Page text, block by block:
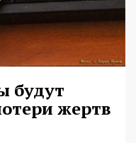
будут
жертв